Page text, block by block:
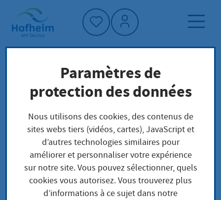
Accueil"
Page d'accueil
Vivre à Hofheim
Société et affaires sociales
Fondation citoyenne de Hofheim
Fondation citoyenne
de Hofheim
Paramètres de
protection des données
Nous utilisons des cookies, des contenus de
sites webs tiers (vidéos, cartes), JavaScript et
d’autres technologies similaires pour
améliorer et personnaliser votre expérience
sur notre site. Vous pouvez sélectionner, quels
cookies vous autorisez. Vous trouverez plus
d’informations à ce sujet dans notre